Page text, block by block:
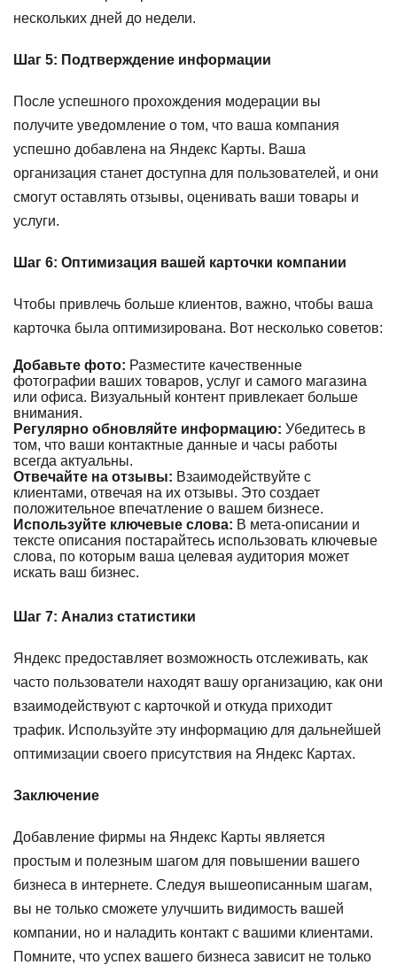
нескольких дней до недели.
Шаг 5: Подтверждение информации
После успешного прохождения модерации вы
получите уведомление о том, что ваша компания
успешно добавлена на Яндекс Карты. Ваша
организация станет доступна для пользователей, и они
смогут оставлять отзывы, оценивать ваши товары и
услуги.
Шаг 6: Оптимизация вашей карточки компании
Чтобы привлечь больше клиентов, важно, чтобы ваша
карточка была оптимизирована. Вот несколько советов:
Добавьте фото: Разместите качественные
фотографии ваших товаров, услуг и самого магазина
или офиса. Визуальный контент привлекает больше
внимания.
Регулярно обновляйте информацию: Убедитесь в
том, что ваши контактные данные и часы работы
всегда актуальны.
Отвечайте на отзывы: Взаимодействуйте с
клиентами, отвечая на их отзывы. Это создает
положительное впечатление о вашем бизнесе.
Используйте ключевые слова: В мета-описании и
тексте описания постарайтесь использовать ключевые
слова, по которым ваша целевая аудитория может
искать ваш бизнес.
Шаг 7: Анализ статистики
Яндекс предоставляет возможность отслеживать, как
часто пользователи находят вашу организацию, как они
взаимодействуют с карточкой и откуда приходит
трафик. Используйте эту информацию для дальнейшей
оптимизации своего присутствия на Яндекс Картах.
Заключение
Добавление фирмы на Яндекс Карты является
простым и полезным шагом для повышении вашего
бизнеса в интернете. Следуя вышеописанным шагам,
вы не только сможете улучшить видимость вашей
компании, но и наладить контакт с вашими клиентами.
Помните, что успех вашего бизнеса зависит не только